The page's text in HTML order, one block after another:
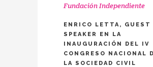
Fundación Independiente
ENRICO LETTA, GUEST
SPEAKER EN LA
INAUGURACIÓN DEL IV
CONGRESO NACIONAL
LA SOCIEDAD CIVIL